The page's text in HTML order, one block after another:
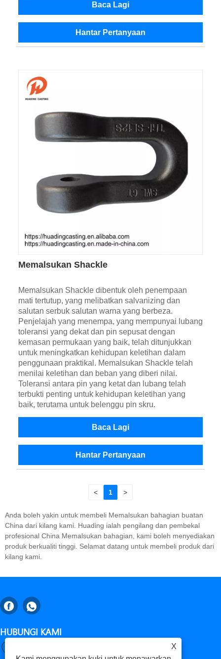
Baca Lagi
Hantar Pertanyaan
Memalsukan Shackle
Memalsukan Shackle dibentuk oleh penempaan
mati tertutup, yang melibatkan salvanizing dan
salutan serbuk salutan warna yang berbeza.
Penjelajah yang menempa, yang mempunyai lubang
toleransi yang dekat dan pin sepusat dengan
kemasan permukaan yang baik, telah ditunjukkan
untuk meningkatkan kehidupan keletihan dalam
penggunaan praktikal. Memalsukan Shackle telah
menilai keletihan dan beban yang diberi nilai.
Toleransi antara pin yang ketat dan lubang telah
terbukti penting untuk kehidupan keletihan yang
baik, terutama untuk belenggu pin skru.
Baca Lagi
Hantar Pertanyaan
< 1 >
Anda boleh yakin untuk membeli Memalsukan bahagian buatan
China dari kilang kami. Huading ialah pengilang dan pembekal
profesional China Memalsukan bahagian, kami boleh menyediakan
produk berkualiti tinggi. Selamat datang untuk membeli produk dari
kilang kami.
HUBUNGI KAMI
X